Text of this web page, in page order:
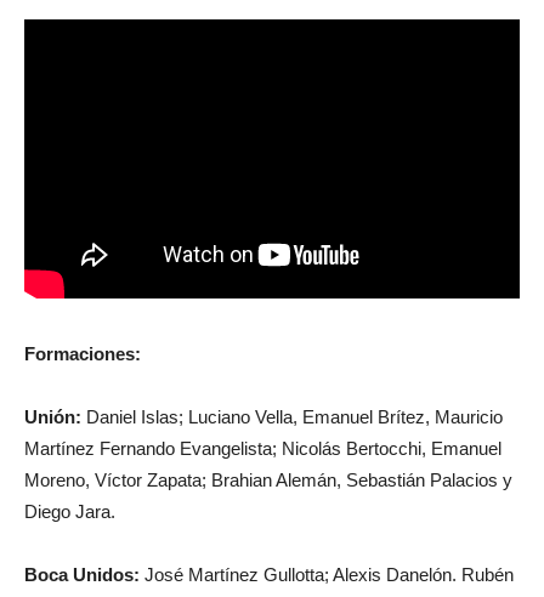
Formaciones:
Unión: Daniel Islas; Luciano Vella, Emanuel Brítez, Mauricio
Martínez Fernando Evangelista; Nicolás Bertocchi, Emanuel
Moreno, Víctor Zapata; Brahian Alemán, Sebastián Palacios y
Diego Jara.
Boca Unidos: José Martínez Gullotta; Alexis Danelón. Rubén